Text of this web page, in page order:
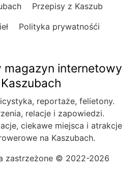
Przepisy z Kaszub
Polityka prywatnośći
magazyn internetowy
reportaże, felietony.
relacje i zapowiedzi.
ciekawe miejsca i atrakcje
na Kaszubach.
zastrzeżone © 2022-2026